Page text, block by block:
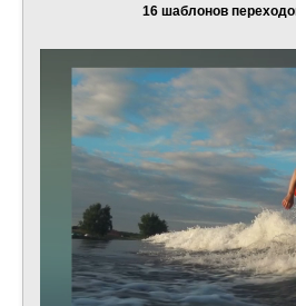
16 шаблонов